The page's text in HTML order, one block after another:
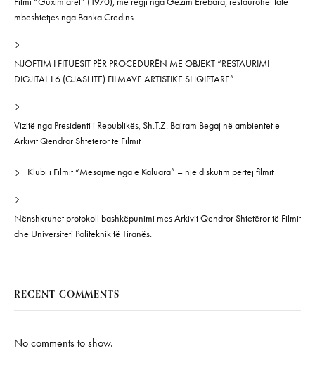
mbështetjes nga Banka Credins.
NJOFTIM I FITUESIT PËR PROCEDURËN ME OBJEKT “RESTAURIMI
DIGJITAL I 6 (GJASHTË) FILMAVE ARTISTIKË SHQIPTARË”
Vizitë nga Presidenti i Republikës, Sh.T.Z. Bajram Begaj në ambientet e
Arkivit Qendror Shtetëror të Filmit
Klubi i Filmit “Mësojmë nga e Kaluara” – një diskutim përtej filmit
Nënshkruhet protokoll bashkëpunimi mes Arkivit Qendror Shtetëror të Filmit
dhe Universiteti Politeknik të Tiranës.
RECENT COMMENTS
No comments to show.